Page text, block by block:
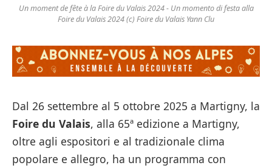
Un moment de fête à la Foire du Valais 2024 - Un momento di festa alla
Foire du Valais 2024 (c) Foire du Valais Yann Clu
Dal 26 settembre al 5 ottobre 2025 a Martigny, la
Foire du Valais, alla 65ª edizione a Martigny,
oltre agli espositori e al tradizionale clima
popolare e allegro, ha un programma con